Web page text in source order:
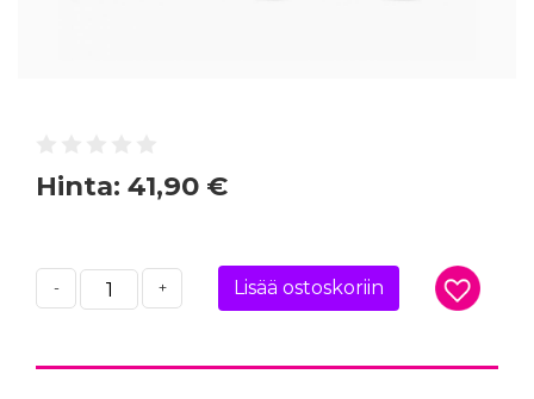
Hinta: 41,90 €
- + Lisää ostoskoriin